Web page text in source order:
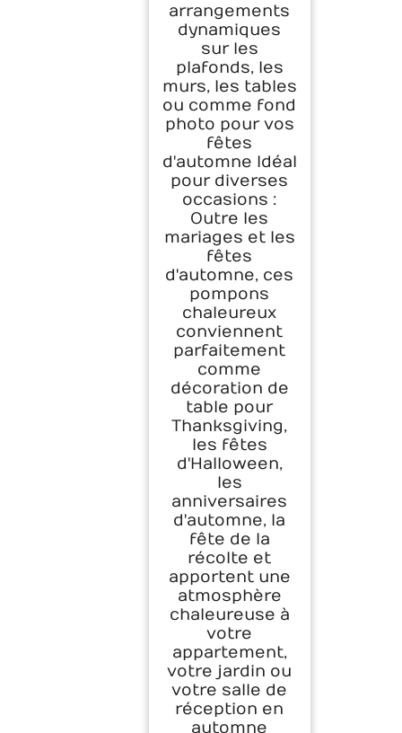
arrangements
dynamiques
sur les
plafonds, les
murs, les tables
ou comme fond
photo pour vos
fêtes
d'automne Idéal
pour diverses
occasions :
Outre les
mariages et les
fêtes
d'automne, ces
pompons
chaleureux
conviennent
parfaitement
comme
décoration de
table pour
Thanksgiving,
les fêtes
d'Halloween,
les
anniversaires
d'automne, la
fête de la
récolte et
apportent une
atmosphère
chaleureuse à
votre
appartement,
votre jardin ou
votre salle de
réception en
automne